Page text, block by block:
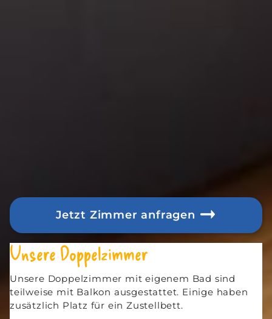
Jetzt Zimmer anfragen
Unsere Doppelzimmer
Unsere Doppelzimmer mit eigenem Bad sind
teilweise mit Balkon ausgestattet. Einige haben
zusätzlich Platz für ein Zustellbett.